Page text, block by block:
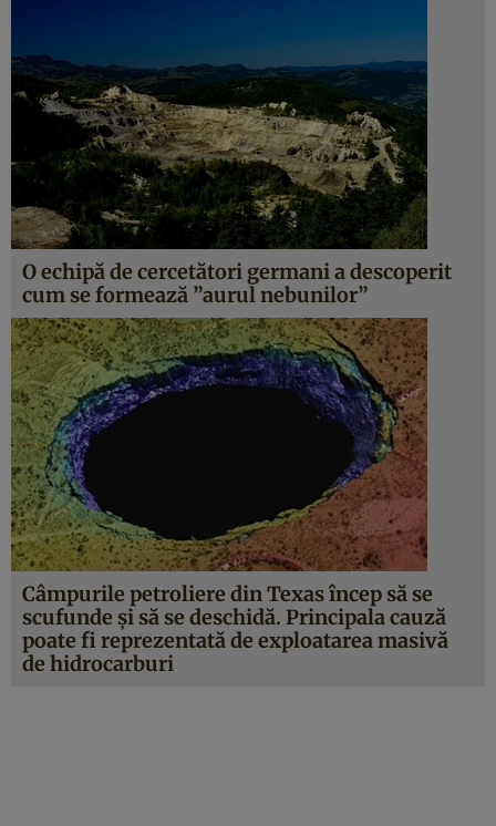
O echipă de cercetători germani a descoperit
cum se formează ”aurul nebunilor”
Câmpurile petroliere din Texas încep să se
scufunde şi să se deschidă. Principala cauză
poate fi reprezentată de exploatarea masivă
de hidrocarburi